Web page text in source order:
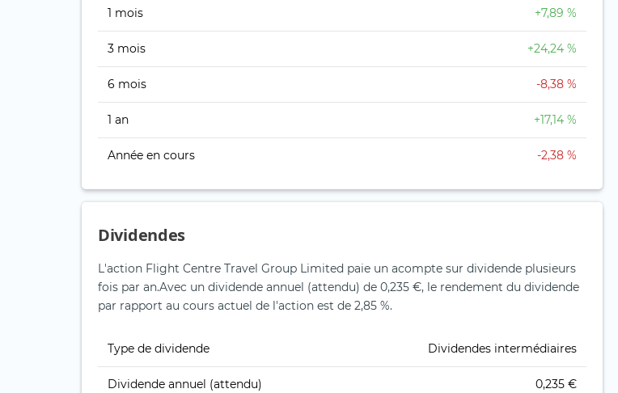
1 mois +7,89 %
3 mois +24,24 %
6 mois -8,38 %
1 an +17,14 %
Année en cours -2,38 %
Dividendes
L'action Flight Centre Travel Group Limited paie un acompte sur dividende plusieurs
fois par an.Avec un dividende annuel (attendu) de 0,235 €, le rendement du dividende
par rapport au cours actuel de l'action est de 2,85 %.
Type de dividende Dividendes intermédiaires
Dividende annuel (attendu) 0,235 €